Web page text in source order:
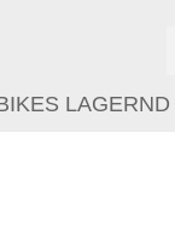
LAGERND